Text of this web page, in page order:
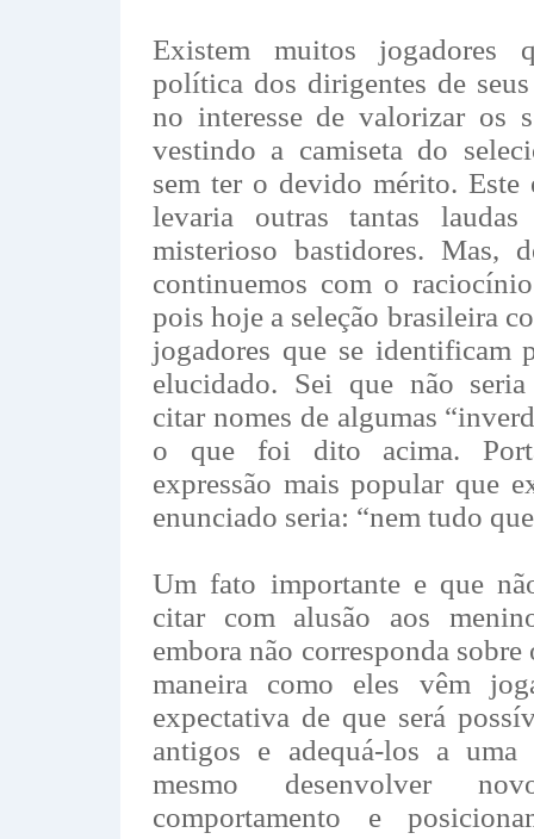
Existem muitos jogadores
política dos dirigentes de
no interesse de valorizar os
vestindo a camiseta do
sem ter o devido mérito. Este
levaria outras tantas
misterioso bastidores. Mas,
continuemos com o
pois hoje a seleção brasileira
jogadores que se identificam
elucidado. Sei que não seria
citar nomes de algumas
o que foi dito acima.
expressão mais popular que
enunciado seria: “nem tudo
Um fato importante e que
citar com alusão aos
embora não corresponda sobre
maneira como eles vêm
expectativa de que será
antigos e adequá-los a uma
mesmo desenvolver
comportamento e